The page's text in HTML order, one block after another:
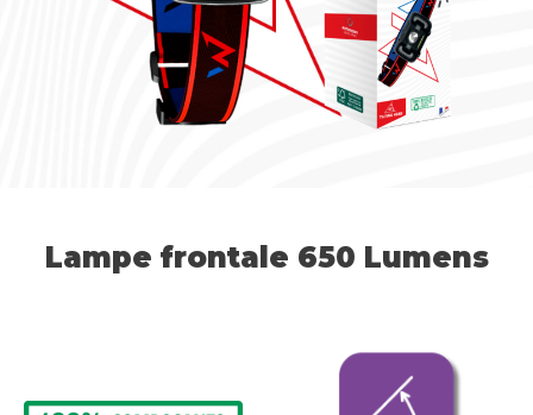
Lampe frontale 650 Lumens